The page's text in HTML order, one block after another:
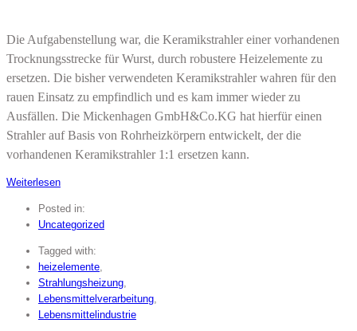
Die Aufgabenstellung war, die Keramikstrahler einer vorhandenen
Trocknungsstrecke für Wurst, durch robustere Heizelemente zu
ersetzen. Die bisher verwendeten Keramikstrahler wahren für den
rauen Einsatz zu empfindlich und es kam immer wieder zu
Ausfällen. Die Mickenhagen GmbH&Co.KG hat hierfür einen
Strahler auf Basis von Rohrheizkörpern entwickelt, der die
vorhandenen Keramikstrahler 1:1 ersetzen kann.
Weiterlesen
Posted in:
Uncategorized
Tagged with:
heizelemente,
Strahlungsheizung,
Lebensmittelverarbeitung,
Lebensmittelindustrie